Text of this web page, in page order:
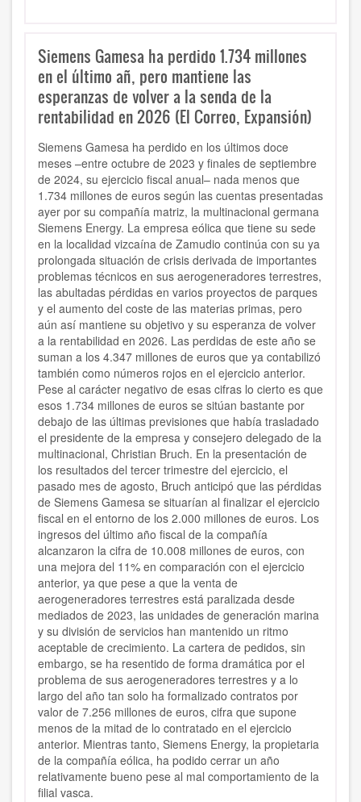
Siemens Gamesa ha perdido 1.734 millones
en el último añ, pero mantiene las
esperanzas de volver a la senda de la
rentabilidad en 2026 (El Correo, Expansión)
Siemens Gamesa ha perdido en los últimos doce
meses –entre octubre de 2023 y finales de septiembre
de 2024, su ejercicio fiscal anual– nada menos que
1.734 millones de euros según las cuentas presentadas
ayer por su compañía matriz, la multinacional germana
Siemens Energy. La empresa eólica que tiene su sede
en la localidad vizcaína de Zamudio continúa con su ya
prolongada situación de crisis derivada de importantes
problemas técnicos en sus aerogeneradores terrestres,
las abultadas pérdidas en varios proyectos de parques
y el aumento del coste de las materias primas, pero
aún así mantiene su objetivo y su esperanza de volver
a la rentabilidad en 2026. Las perdidas de este año se
suman a los 4.347 millones de euros que ya contabilizó
también como números rojos en el ejercicio anterior.
Pese al carácter negativo de esas cifras lo cierto es que
esos 1.734 millones de euros se sitúan bastante por
debajo de las últimas previsiones que había trasladado
el presidente de la empresa y consejero delegado de la
multinacional, Christian Bruch. En la presentación de
los resultados del tercer trimestre del ejercicio, el
pasado mes de agosto, Bruch anticipó que las pérdidas
de Siemens Gamesa se situarían al finalizar el ejercicio
fiscal en el entorno de los 2.000 millones de euros. Los
ingresos del último año fiscal de la compañía
alcanzaron la cifra de 10.008 millones de euros, con
una mejora del 11% en comparación con el ejercicio
anterior, ya que pese a que la venta de
aerogeneradores terrestres está paralizada desde
mediados de 2023, las unidades de generación marina
y su división de servicios han mantenido un ritmo
aceptable de crecimiento. La cartera de pedidos, sin
embargo, se ha resentido de forma dramática por el
problema de sus aerogeneradores terrestres y a lo
largo del año tan solo ha formalizado contratos por
valor de 7.256 millones de euros, cifra que supone
menos de la mitad de lo contratado en el ejercicio
anterior. Mientras tanto, Siemens Energy, la propietaria
de la compañía eólica, ha podido cerrar un año
relativamente bueno pese al mal comportamiento de la
filial vasca.